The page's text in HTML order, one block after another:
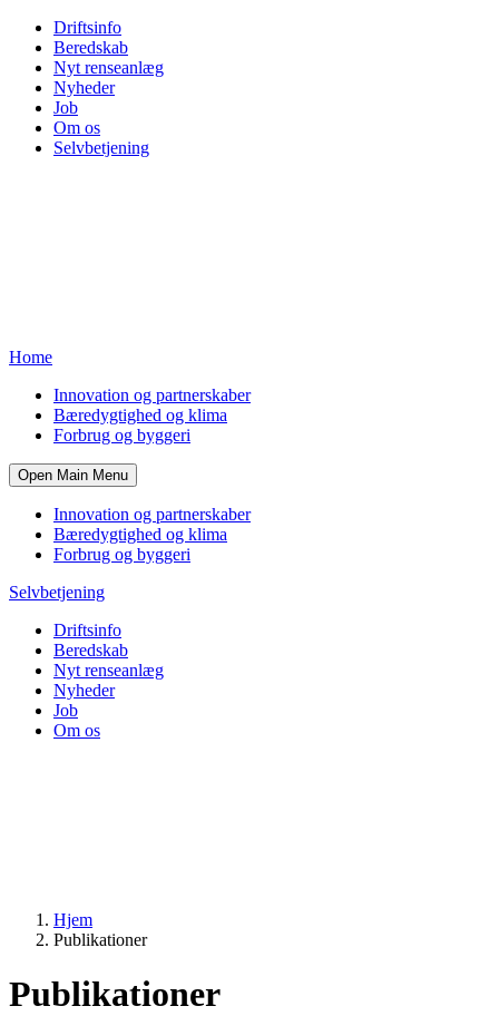
Driftsinfo
Beredskab
Nyt renseanlæg
Nyheder
Job
Om os
Selvbetjening
Home
Innovation og partnerskaber
Bæredygtighed og klima
Forbrug og byggeri
Open Main Menu
Innovation og partnerskaber
Bæredygtighed og klima
Forbrug og byggeri
Selvbetjening
Driftsinfo
Beredskab
Nyt renseanlæg
Nyheder
Job
Om os
Hjem
Publikationer
Publikationer